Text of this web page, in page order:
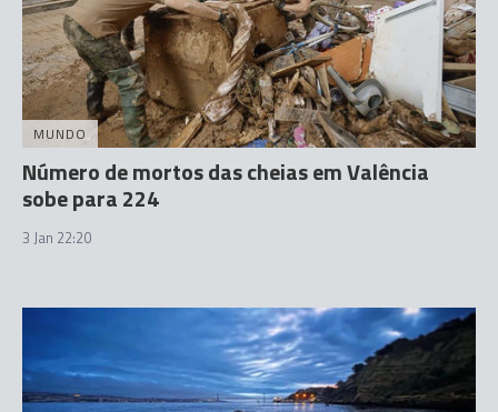
MUNDO
Número de mortos das cheias em Valência
sobe para 224
3 Jan 22:20